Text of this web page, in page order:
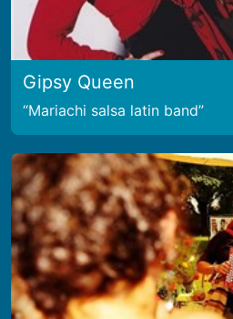
Gipsy Queen
Mariachi salsa latin band